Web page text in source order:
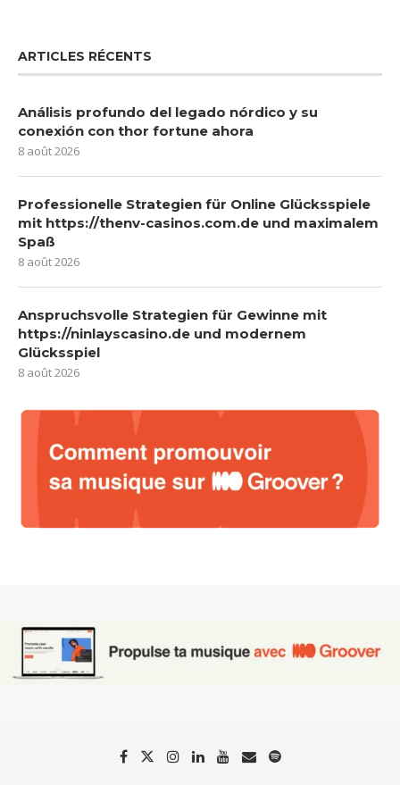
ARTICLES RÉCENTS
Análisis profundo del legado nórdico y su
conexión con thor fortune ahora
8 août 2026
Professionelle Strategien für Online Glücksspiele
mit https://thenv-casinos.com.de und maximalem
Spaß
8 août 2026
Anspruchsvolle Strategien für Gewinne mit
https://ninlayscasino.de und modernem
Glücksspiel
8 août 2026